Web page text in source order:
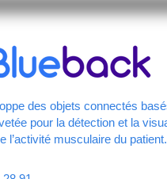
des objets connectés
pour la détection et la
l’activité musculaire du patient.